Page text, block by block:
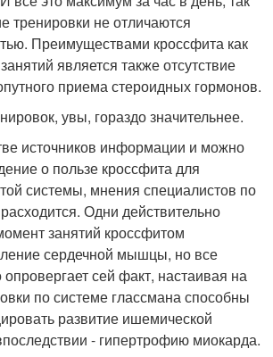
тренировки не отличаются
Преимуществами кроссфита как
является также отсутствие
приема стероидных гормонов.
увы, гораздо значительнее.
источников информации и можно
о пользе кроссфита для
системы, мнения специалистов по
Одни действительно
занятий кроссфитом
сердечной мышцы, но все
сей факт, настаивая на
по системе глассмана способны
развитие ишемической
- гипертрофию миокарда.